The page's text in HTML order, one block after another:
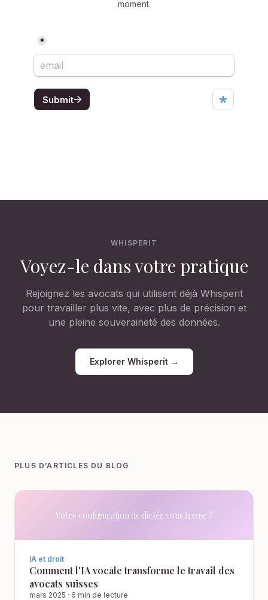
moment.
WHISPERIT
Voyez-le dans votre pratique
Rejoignez les avocats qui utilisent déjà Whisperit
pour travailler plus vite, avec plus de précision et
une pleine souveraineté des données.
Explorer Whisperit →
PLUS D’ARTICLES DU BLOG
Votre configuration de dictée vous freine ?
IA et droit
Comment l'IA vocale transforme le travail des
avocats suisses
mars 2025 · 6 min de lecture